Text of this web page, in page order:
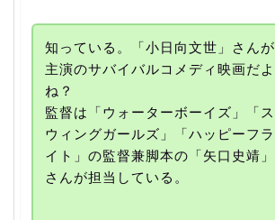
知っている。「小日向文世」さんが
主演のサバイバルコメディ映画だよ
ね？
監督は「ウォーターボーイズ」「ス
ウィングガールズ」「ハッピーフラ
イト」の監督兼脚本の「矢口史靖」
さんが担当している。